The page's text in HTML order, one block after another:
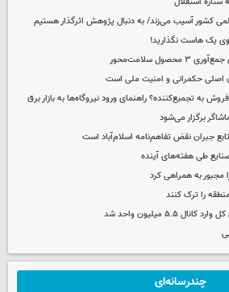
کشور آسیب می‌زند/ به دنبال پژوهش اثرگذار هستیم
یک هاست نگذارید!
سلامت‌محور
اصلی حکمرانی و امنیت ملی است
به تجمیع‌کننده؟ راهنمای ورود نیروگاه‌ها به بازار برق
برگزار می‌شود
جبران نقض تفاهم‌نامه اسلام‌آباد است
طی هفته‌های آینده
مجبور به همراهی کرد
را ترک کنند
۵.۵ میلیون واحد شد
چندرسانه‌ای